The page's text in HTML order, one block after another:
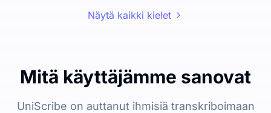
Näytä kaikki kielet
Mitä käyttäjämme sanovat
UniScribe on auttanut ihmisiä transkriboimaan